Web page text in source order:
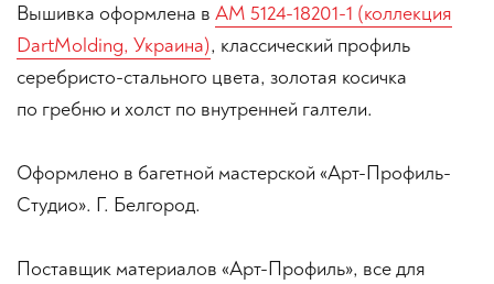
Вышивка оформлена в АМ 5124-18201-1 (коллекция
DartMolding, Украина), классический профиль
серебристо-стального цвета, золотая косичка
по гребню и холст по внутренней галтели.
Оформлено в багетной мастерской «Арт-Профиль-
Студио». Г. Белгород.
Поставщик материалов «Арт-Профиль», все для